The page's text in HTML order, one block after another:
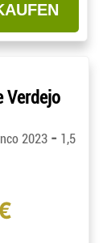
Verdejo
2023 - 1,5